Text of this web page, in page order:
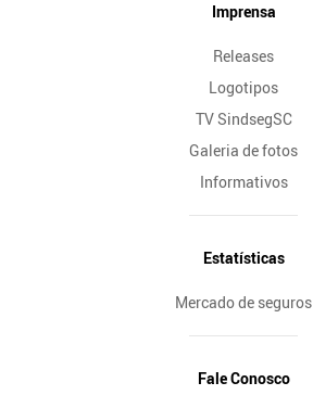
Imprensa
Releases
Logotipos
TV SindsegSC
Galeria de fotos
Informativos
Estatísticas
Mercado de seguros
Fale Conosco